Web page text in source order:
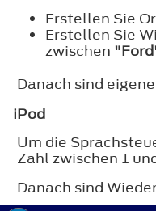
Erstellen Sie
Erstellen Sie
zwischen
Danach sind
iPod
Um die
Zahl zwischen 1
Danach sind